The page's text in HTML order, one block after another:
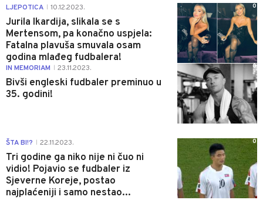
LJEPOTICA 10.12.2023.
Jurila Ikardija, slikala se s
Mertensom, pa konačno uspjela:
Fatalna plavuša smuvala osam
godina mlađeg fudbalera!
0
IN MEMORIAM 23.11.2023.
Bivši engleski fudbaler preminuo u
35. godini!
0
ŠTA BI!? 22.11.2023.
Tri godine ga niko nije ni čuo ni
vidio! Pojavio se fudbaler iz
Sjeverne Koreje, postao
najplaćeniji i samo nestao...
0